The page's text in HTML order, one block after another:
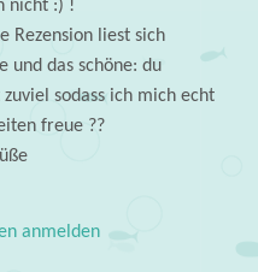
nicht :) !
Rezension liest sich
und das schöne: du
sodass ich mich echt
freue ??
anmelden